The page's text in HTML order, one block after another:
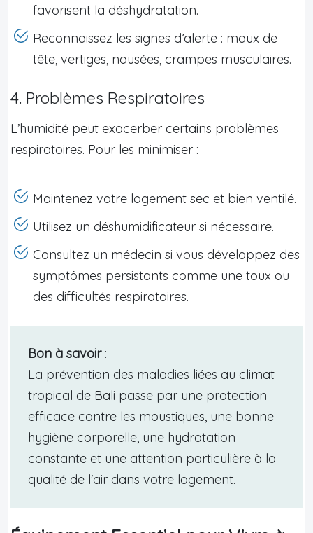
favorisent la déshydratation.
Reconnaissez les signes d’alerte : maux de
tête, vertiges, nausées, crampes musculaires.
4. Problèmes Respiratoires
L’humidité peut exacerber certains problèmes
respiratoires. Pour les minimiser :
Maintenez votre logement sec et bien ventilé.
Utilisez un déshumidificateur si nécessaire.
Consultez un médecin si vous développez des
symptômes persistants comme une toux ou
des difficultés respiratoires.
Bon à savoir:
La prévention des maladies liées au climat
tropical de Bali passe par une protection
efficace contre les moustiques, une bonne
hygiène corporelle, une hydratation
constante et une attention particulière à la
qualité de l'air dans votre logement.